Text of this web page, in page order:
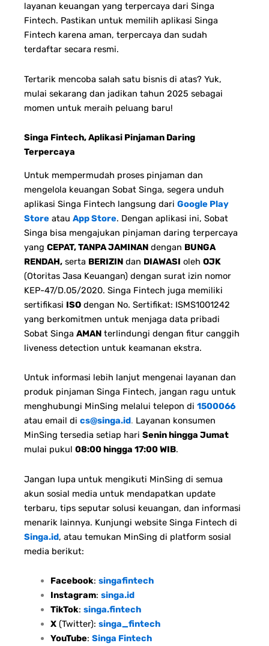
layanan keuangan yang terpercaya dari Singa
Fintech. Pastikan untuk memilih aplikasi Singa
Fintech karena aman, terpercaya dan sudah
terdaftar secara resmi.
Tertarik mencoba salah satu bisnis di atas? Yuk,
mulai sekarang dan jadikan tahun 2025 sebagai
momen untuk meraih peluang baru!
Singa Fintech, Aplikasi Pinjaman Daring
Terpercaya
Untuk mempermudah proses pinjaman dan
mengelola keuangan Sobat Singa, segera unduh
aplikasi Singa Fintech langsung dari Google Play
Store atau App Store. Dengan aplikasi ini, Sobat
Singa bisa mengajukan pinjaman daring terpercaya
yang CEPAT, TANPA JAMINAN dengan BUNGA
RENDAH, serta BERIZIN dan DIAWASI oleh OJK
(Otoritas Jasa Keuangan) dengan surat izin nomor
KEP-47/D.05/2020. Singa Fintech juga memiliki
sertifikasi ISO dengan No. Sertifikat: ISMS1001242
yang berkomitmen untuk menjaga data pribadi
Sobat Singa AMAN terlindungi dengan fitur canggih
liveness detection untuk keamanan ekstra.
Untuk informasi lebih lanjut mengenai layanan dan
produk pinjaman Singa Fintech, jangan ragu untuk
menghubungi MinSing melalui telepon di 1500066
atau email di cs@singa.id. Layanan konsumen
MinSing tersedia setiap hari Senin hingga Jumat
mulai pukul 08:00 hingga 17:00 WIB.
Jangan lupa untuk mengikuti MinSing di semua
akun sosial media untuk mendapatkan update
terbaru, tips seputar solusi keuangan, dan informasi
menarik lainnya. Kunjungi website Singa Fintech di
Singa.id, atau temukan MinSing di platform sosial
media berikut:
Facebook: singafintech
Instagram: singa.id
TikTok: singa.fintech
X(Twitter): singa_fintech
YouTube: Singa Fintech